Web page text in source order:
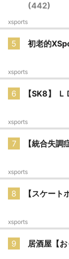
(442)
xsports
5 初老的
xsports
6 【SK8】
xsports
7 【統合失調
xsports
8 【スケート
xsports
9 居酒屋【